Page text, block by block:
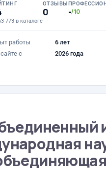
773 в каталоге
ОТЗЫВЫ
0 -/10
работы
6 лет
с
2026 года